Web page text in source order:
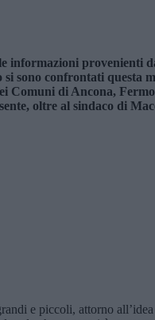
informazioni provenienti
sono confrontati questa
Comuni di Ancona,
oltre al sindaco di
e piccoli, attorno